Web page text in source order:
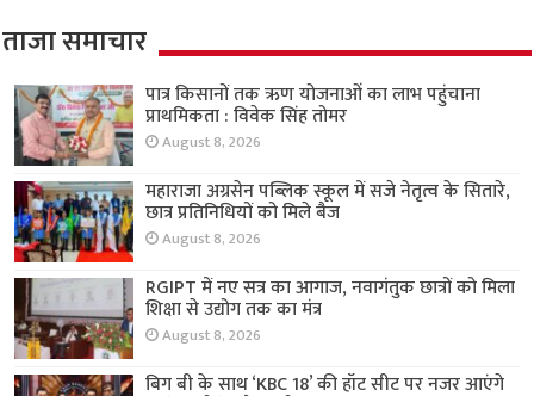
ताजा समाचार
पात्र किसानों तक ऋण योजनाओं का लाभ पहुंचाना
प्राथमिकता : विवेक सिंह तोमर
August 8, 2026
महाराजा अग्रसेन पब्लिक स्कूल में सजे नेतृत्व के सितारे,
छात्र प्रतिनिधियों को मिले बैज
August 8, 2026
RGIPT में नए सत्र का आगाज, नवागंतुक छात्रों को मिला
शिक्षा से उद्योग तक का मंत्र
August 8, 2026
बिग बी के साथ ‘KBC 18’ की हॉट सीट पर नजर आएंगे